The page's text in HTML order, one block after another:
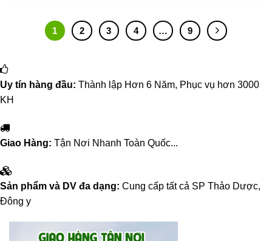
1 2 3 4 … 9
Uy tín hàng đầu: Thành lập Hơn 6 Năm, Phục vụ hơn 3000
KH
Giao Hàng: Tận Nơi Nhanh Toàn Quốc...
Sản phẩm và DV đa dạng: Cung cấp tất cả SP Thảo Dược,
Đông y